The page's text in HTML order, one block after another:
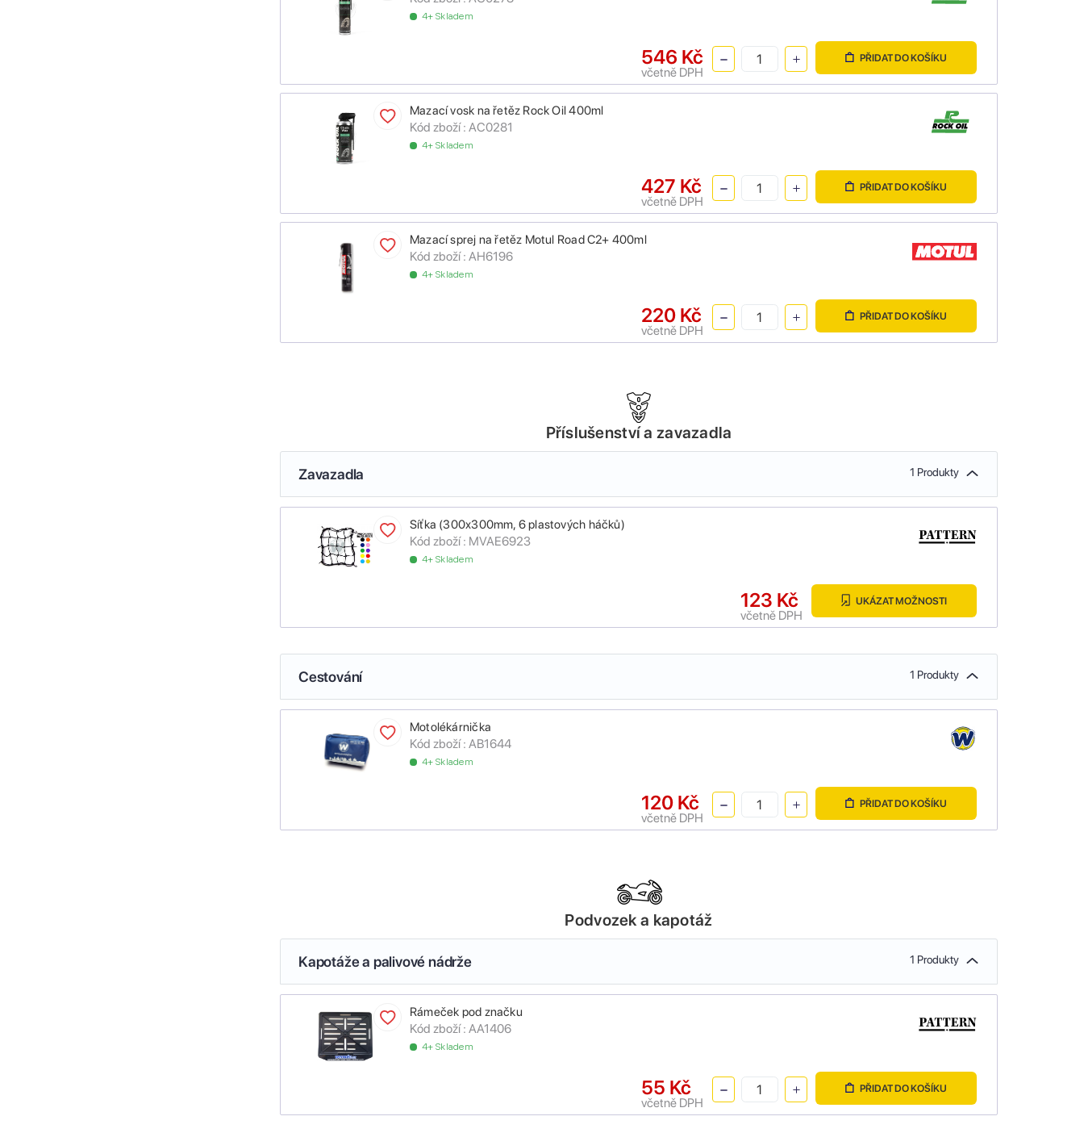
4+ Skladem
546 Kč
včetně DPH
PŘIDAT DO KOŠÍKU
Mazací vosk na řetěz Rock Oil 400ml
Kód zboží : AC0281
4+ Skladem
427 Kč
včetně DPH
PŘIDAT DO KOŠÍKU
Mazací sprej na řetěz Motul Road C2+ 400ml
Kód zboží : AH6196
4+ Skladem
220 Kč
včetně DPH
PŘIDAT DO KOŠÍKU
Příslušenství a zavazadla
Zavazadla 1 Produkty
Síťka (300x300mm, 6 plastových háčků)
Kód zboží : MVAE6923
4+ Skladem
123 Kč
včetně DPH
UKÁZAT MOŽNOSTI
Cestování 1 Produkty
Motolékárnička
Kód zboží : AB1644
4+ Skladem
120 Kč
včetně DPH
PŘIDAT DO KOŠÍKU
Podvozek a kapotáž
Kapotáže a palivové nádrže 1 Produkty
Rámeček pod značku
Kód zboží : AA1406
4+ Skladem
55 Kč
včetně DPH
PŘIDAT DO KOŠÍKU